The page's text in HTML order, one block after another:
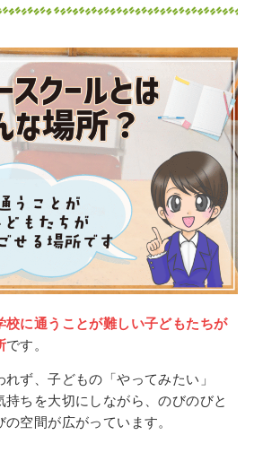
校に通うことが難しい子どもたちが
です。
ず、子どもの「やってみたい」
持ちを大切にしながら、のびのびと
空間が広がっています。